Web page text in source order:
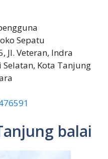
Sepatu
Jl. Veteran, Indra
Kota Tanjung
balai